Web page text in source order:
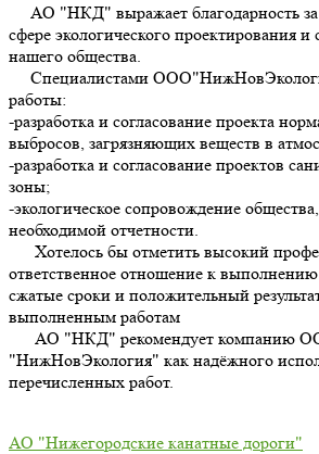
АО "НКД" выражает благодарность за
сфере экологического проектирования
нашего общества.
Специалистами
работы:
-разработка и согласование проекта
выбросов, загрязняющих веществ в
-разработка и согласование проектов
зоны;
-экологическое сопровождение
необходимой отчетности.
Хотелось бы отметить высокий
ответственное отношение к
сжатые сроки и положительный
выполненным работам
АО "НКД" рекомендует компанию
"НижНовЭкология" как надёжного
перечисленных работ.
АО "Нижегородские канатные дороги"